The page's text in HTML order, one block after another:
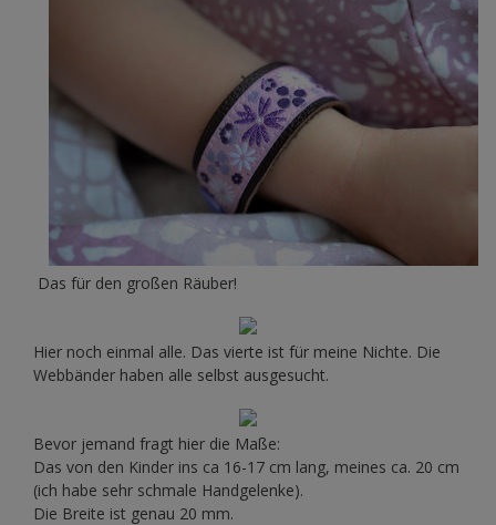
Das für den großen Räuber!
Hier noch einmal alle. Das vierte ist für meine Nichte. Die
Webbänder haben alle selbst ausgesucht.
Bevor jemand fragt hier die Maße:
Das von den Kinder ins ca 16-17 cm lang, meines ca. 20 cm
(ich habe sehr schmale Handgelenke).
Die Breite ist genau 20 mm.